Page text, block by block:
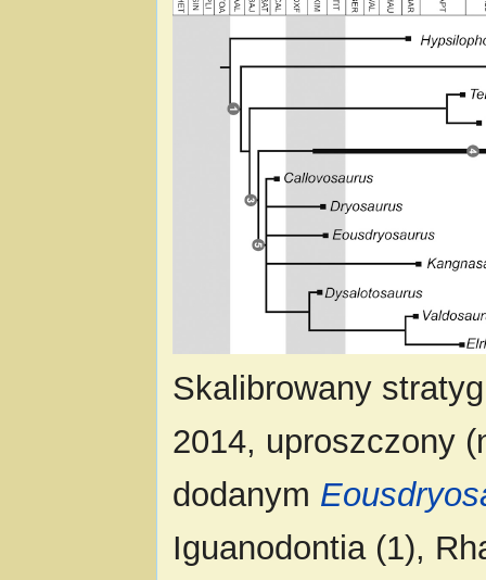
Skalibrowany
2014, uproszczony
dodanym
Iguanodontia (1),